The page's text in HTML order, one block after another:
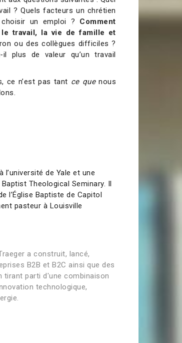
? Quels facteurs un chrétien
un emploi ? Comment
travail, la vie de famille et
ou des collègues difficiles ?
plus de valeur qu’un travail
ce n’est pas tant ce quenous
l’université de Yale et une
Theological Seminary. Il
l’Église Baptiste de Capitol
pasteur à Louisville
a construit, lancé,
B2B et B2C ainsi que des
parti d'une combinaison
technologique,